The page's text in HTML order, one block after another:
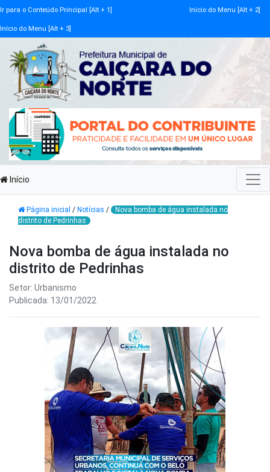
Ir para o Conteúdo Principal [Alt + 1] Início do Menu [Alt + 2]
Início do Menu [Alt + 3]
Início
Página inicial / Notícias /
Nova bomba de água instalada no
distrito de Pedrinhas
Nova bomba de água instalada no
distrito de Pedrinhas
Setor: Urbanismo
Publicada: 13/01/2022